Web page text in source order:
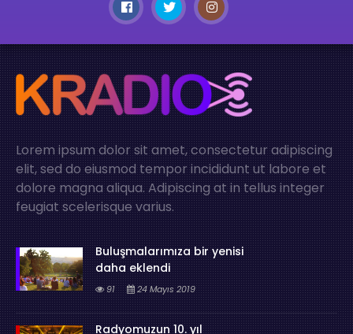
Lorem ipsum dolor sit amet, consectetur adipiscing
elit, sed do eiusmod tempor incididunt ut labore et
dolore magna aliqua. Adipiscing at in tellus integer
feugiat scelerisque varius.
Buluşmalarımıza bir yenisi
daha eklendi
91 24 Mayıs 2019
Radyomuzun 10. yıl